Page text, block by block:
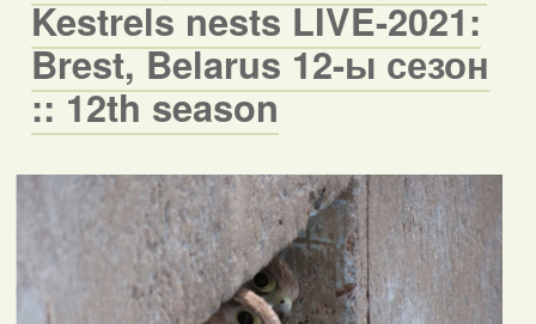
Kestrels nests LIVE-2021:
Brest, Belarus 12-ы сезон
:: 12th season